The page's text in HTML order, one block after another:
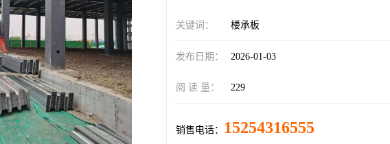
关键词： 楼承板
发布日期： 2026-01-03
阅 读 量： 229
销售电话： 15254316555